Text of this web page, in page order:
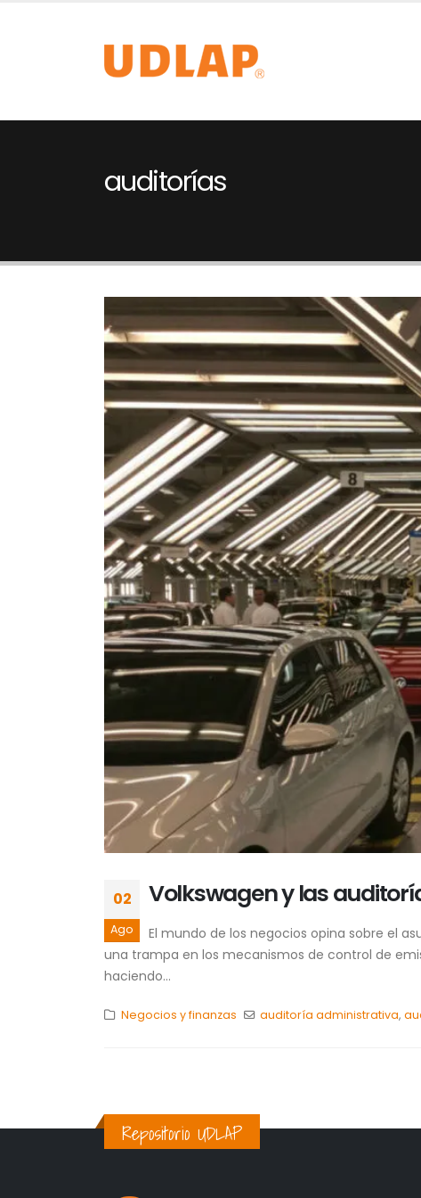
auditorías
02
Ago
Volkswagen y las
El mundo de los negocios opina sobre el
una trampa en los mecanismos de control de
haciendo...
Negocios y finanzas auditoría administrativa,
Repositorio UDLAP